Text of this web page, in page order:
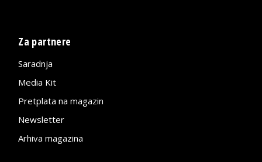
Za partnere
Saradnja
Media Kit
Pretplata na magazin
Newsletter
Arhiva magazina